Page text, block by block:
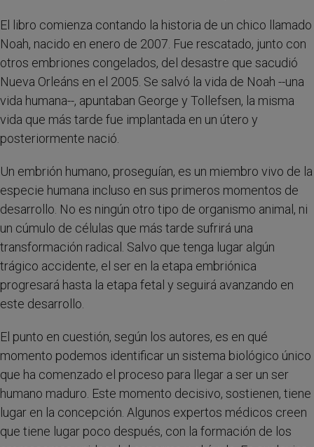
El libro comienza contando la historia de un chico llamado
Noah, nacido en enero de 2007. Fue rescatado, junto con
otros embriones congelados, del desastre que sacudió
Nueva Orleáns en el 2005. Se salvó la vida de Noah --una
vida humana--, apuntaban George y Tollefsen, la misma
vida que más tarde fue implantada en un útero y
posteriormente nació.
Un embrión humano, proseguían, es un miembro vivo de la
especie humana incluso en sus primeros momentos de
desarrollo. No es ningún otro tipo de organismo animal, ni
un cúmulo de células que más tarde sufrirá una
transformación radical. Salvo que tenga lugar algún
trágico accidente, el ser en la etapa embriónica
progresará hasta la etapa fetal y seguirá avanzando en
este desarrollo.
El punto en cuestión, según los autores, es en qué
momento podemos identificar un sistema biológico único
que ha comenzado el proceso para llegar a ser un ser
humano maduro. Este momento decisivo, sostienen, tiene
lugar en la concepción. Algunos expertos médicos creen
que tiene lugar poco después, con la formación de los